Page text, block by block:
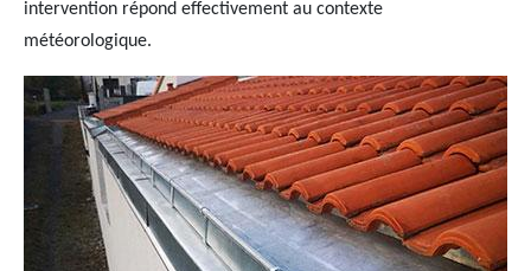
intervention répond effectivement au contexte
météorologique.